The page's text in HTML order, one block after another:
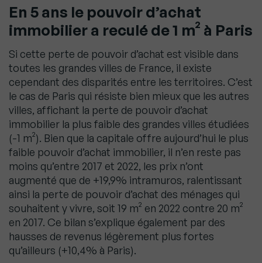
En 5 ans le pouvoir d’achat
immobilier a reculé de 1 m² à Paris
Si cette perte de pouvoir d’achat est visible dans
toutes les grandes villes de France, il existe
cependant des disparités entre les territoires. C’est
le cas de Paris qui résiste bien mieux que les autres
villes, affichant la perte de pouvoir d’achat
immobilier la plus faible des grandes villes étudiées
(-1 m²). Bien que la capitale offre aujourd’hui le plus
faible pouvoir d’achat immobilier, il n’en reste pas
moins qu’entre 2017 et 2022, les prix n’ont
augmenté que de +19,9% intramuros, ralentissant
ainsi la perte de pouvoir d’achat des ménages qui
souhaitent y vivre, soit 19 m² en 2022 contre 20 m²
en 2017. Ce bilan s’explique également par des
hausses de revenus légèrement plus fortes
qu’ailleurs (+10,4% à Paris).